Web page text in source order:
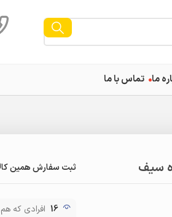
ما تماس با ما
سیف ثبت سفارش همین
16 افرادی که